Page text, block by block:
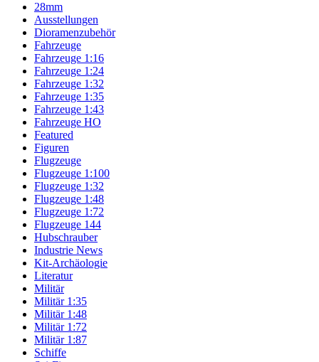
28mm
Ausstellungen
Dioramenzubehör
Fahrzeuge
Fahrzeuge 1:16
Fahrzeuge 1:24
Fahrzeuge 1:32
Fahrzeuge 1:35
Fahrzeuge 1:43
Fahrzeuge HO
Featured
Figuren
Flugzeuge
Flugzeuge 1:100
Flugzeuge 1:32
Flugzeuge 1:48
Flugzeuge 1:72
Flugzeuge 144
Hubschrauber
Industrie News
Kit-Archäologie
Literatur
Militär
Militär 1:35
Militär 1:48
Militär 1:72
Militär 1:87
Schiffe